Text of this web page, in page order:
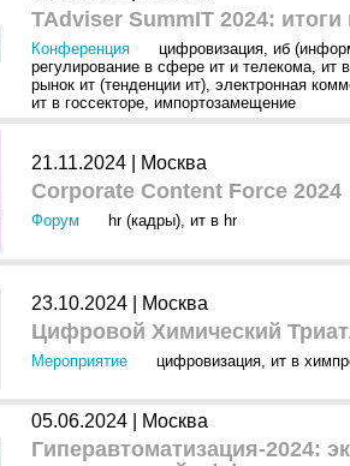
TAdviser SummIT 2024:
Конференция цифровизация, иб
регулирование в сфере ит и телекома, ит
рынок ит (тенденции ит), электронная
ит в госсекторе, импортозамещение
21.11.2024 | Москва
Corporate Content Force 2024
Форум hr (кадры), ит в hr
23.10.2024 | Москва
Цифровой Химический
Мероприятие цифровизация, ит в
05.06.2024 | Москва
Гиперавтоматизация-2024: